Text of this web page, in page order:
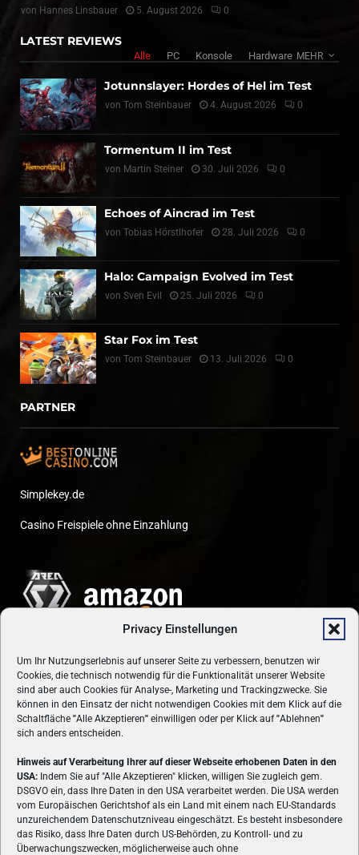
Privacy Einstellungen
Um Ihr Nutzungserlebnis auf unserer Seite zu verbessern, benutzen wir
Cookies, die technisch notwendig für die Funktionalität unserer Website
sind aber auch Cookies für Analyse-, Marketing und Trackingzwecke. Sie
können in den Einsatz der nicht notwendigen Cookies mit dem Klick auf die
Schaltfläche "Alle Akzeptieren" einwilligen oder per Klick auf"Ablehnen"
sich anders entscheiden.
Hinweis auf Verarbeitung Ihrer auf dieser Webseite erhobenen Daten in den
USA: Indem Sie auf "Alle Akzeptieren" klicken, willigen Sie zugleich gem.
DSGVO ein, dass Ihre Daten in den USA verarbeitet werden. Die USA werden
vom Europäischen Gerichtshof als ein Land mit einem nach EU-Standards
unzureichendem Datenschutzniveau eingeschätzt. Es besteht insbesondere
das Risiko, dass Ihre Daten durch US-Behörden, zu Kontroll- und zu
Überwachungszwecken, möglicherweise auch ohne
von Hannes Linsbauer 5. August 2026 0
LATEST REVIEWS
Alle PC Konsole Hardware MEHR
Jotunnslayer: Hordes of Hel im Test
von Tom Steinbauer 4. August 2026 0
Tormentum II im Test
von Martin Steiner 30. Juli 2026 0
Echoes of Aincrad im Test
von Tobias Hörstlhofer 28. Juli 2026 0
Halo: Campaign Evolved im Test
von Sven Evil 25. Juli 2026 0
Star Fox im Test
von Tom Steinbauer 13. Juli 2026 0
PARTNER
Simplekey.de
Casino Freispiele ohne Einzahlung
ÜBER UNS
VON GAMERN, FÜR GAMER! Gamers.at ist das älteste Online-
Spielemagazin Österreichs und bringt täglich aktuelle News,
Reviews und Videos zu PC- und Konsolenspielen, Gaming-